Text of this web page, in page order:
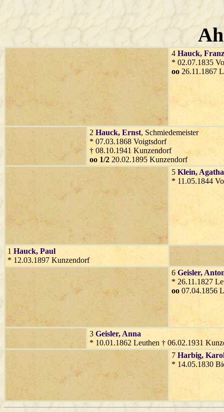
4 Hauck, Franz
* 02.07.1835
oo 26.11.1867
2 Hauck, Ernst, Schmiedemeister
* 07.03.1868 Voigtsdorf
† 08.10.1941 Kunzendorf
oo 1/2 20.02.1895 Kunzendorf
5 Klein, Agatha
* 11.05.1844
1 Hauck, Paul
* 12.03.1897 Kunzendorf
6 Geisler,
* 26.11.1827
oo 07.04.1856
3 Geisler, Anna
* 10.01.1862 Leuthen † 06.02.1931
7 Harbig,
* 14.05.1830